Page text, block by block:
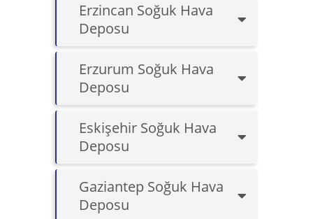
Erzincan Soğuk Hava
Deposu
Erzurum Soğuk Hava
Deposu
Eskişehir Soğuk Hava
Deposu
Gaziantep Soğuk Hava
Deposu